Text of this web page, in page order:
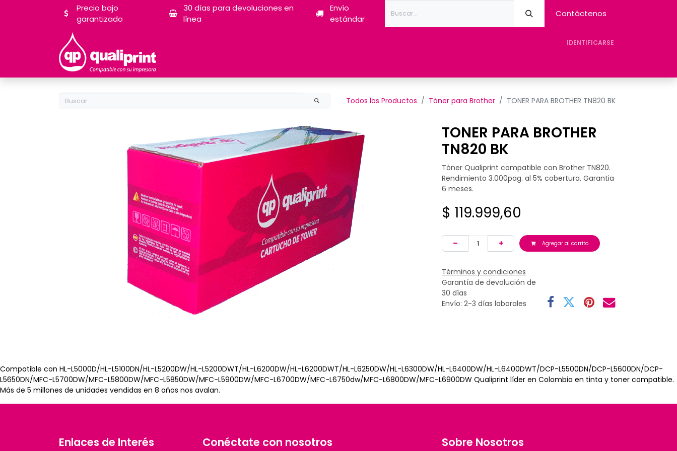
Precio bajo
garantizado
30 días para devoluciones en
línea
Envío
estándar
Contáctenos
IDENTIFICARSE
Todos los Productos Tóner para Brother TONER PARA BROTHER TN820 BK
TONER PARA BROTHER
TN820 BK
Tóner Qualiprint compatible con Brother TN820.
Rendimiento 3.000pag. al 5% cobertura. Garantia
6 meses.
$ 119.999,60
Agregar al carrito
Términos y condiciones
Garantía de devolución de
30 días
Envío: 2-3 días laborales
Compatible con HL-L5000D/HL-L5100DN/HL-L5200DW/HL-L5200DWT/HL-L6200DW/HL-L6200DWT/HL-L6250DW/HL-L6300DW/HL-L6400DW/HL-L6400DWT/DCP-L5500DN/DCP-L5600DN/DCP-
L5650DN/MFC-L5700DW/MFC-L5800DW/MFC-L5850DW/MFC-L5900DW/MFC-L6700DW/MFC-L6750dw/MFC-L6800DW/MFC-L6900DW Qualiprint líder en Colombia en tinta y toner compatible.
Más de 5 millones de unidades vendidas en 8 años nos avalan.
Enlaces de Interés Conéctate con nosotros Sobre Nosotros